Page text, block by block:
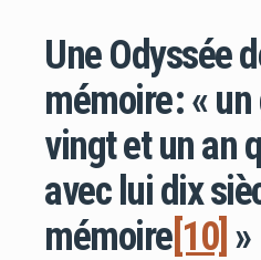
Une Odyssée
mémoire : «
vingt et un an
avec lui dix
mémoire[10] »